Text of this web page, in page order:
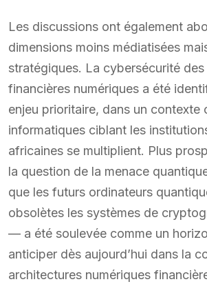
Les discussions ont également
dimensions moins médiatisées
stratégiques. La cybersécurité
financières numériques a été
enjeu prioritaire, dans un contexte
informatiques ciblant les
africaines se multiplient. Plus
la question de la menace
que les futurs ordinateurs
obsolètes les systèmes de
— a été soulevée comme un
anticiper dès aujourd’hui dans la
architectures numériques